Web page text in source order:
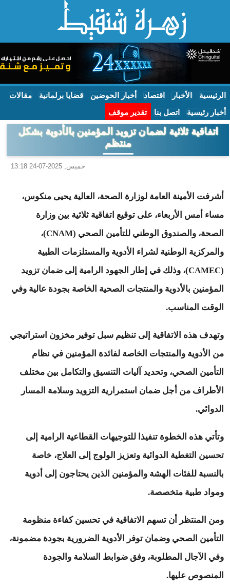
الرئيسية الأخبار اقتصاد أخبار الحوضين قضايا برلمانية مقالات
أخبار رئيسية اتصل بنا تقدير موقف
اتفاقية ثلاثية لضمان تزويد المؤمنين بالأدوية بشكل
منتظم
خميس, 2025-07-24 13:18
أشرفت الأمينة العامة لوزارة الصحة، العالية يحيى منكوس،
مساء أمس الأربعاء، على توقيع اتفاقية ثلاثية بين وزارة
الصحة، والصندوق الوطني للتأمين الصحي (CNAM)،
والمركزية الوطنية لشراء الأدوية والمستلزمات الطبية
(CAMEC)، وذلك في إطار الجهود الرامية إلى ضمان تزويد
المؤمنين بالأدوية والمنتجات الصحية الخاصة بجودة عالية وفي
الوقت المناسب.
وتهدف هذه الاتفاقية إلى تنظيم سبل توفير مخزون استراتيجي
من الأدوية والمنتجات الخاصة لفائدة المؤمنين في نظام
التأمين الصحي، وتحديد آليات التنسيق والتكامل بين مختلف
الأطراف من أجل ضمان استمرارية التزويد وسلامة المسار
الدوائي.
وتأتي هذه الخطوة تنفيذا للتوجيهات القطاعية الرامية إلى
تحسين التغطية الدوائية وتعزيز الولوج إلى العلاج، خاصة
بالنسبة للفئات الهشة والمؤمنين الذين يحتاجون إلى أدوية
ومواد طبية متخصصة.
ومن المنتظر أن تسهم الاتفاقية في تحسين كفاءة منظومة
التأمين الصحي وضمان توفر الأدوية الضرورية بجودة مضمونة،
وفي الآجال المطلوبة، وفق ضوابط السلامة والجودة
المنصوص عليها.